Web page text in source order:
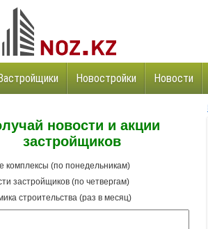
Новостройки Новости
новости и акции
застройщиков
комплексы (по понедельникам)
застройщиков (по четвергам)
строительства (раз в месяц)